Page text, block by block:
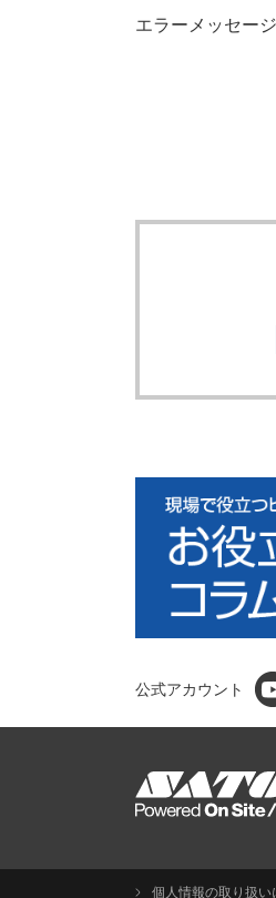
エラーメッセー
公式アカウント
個人情報の取り扱い